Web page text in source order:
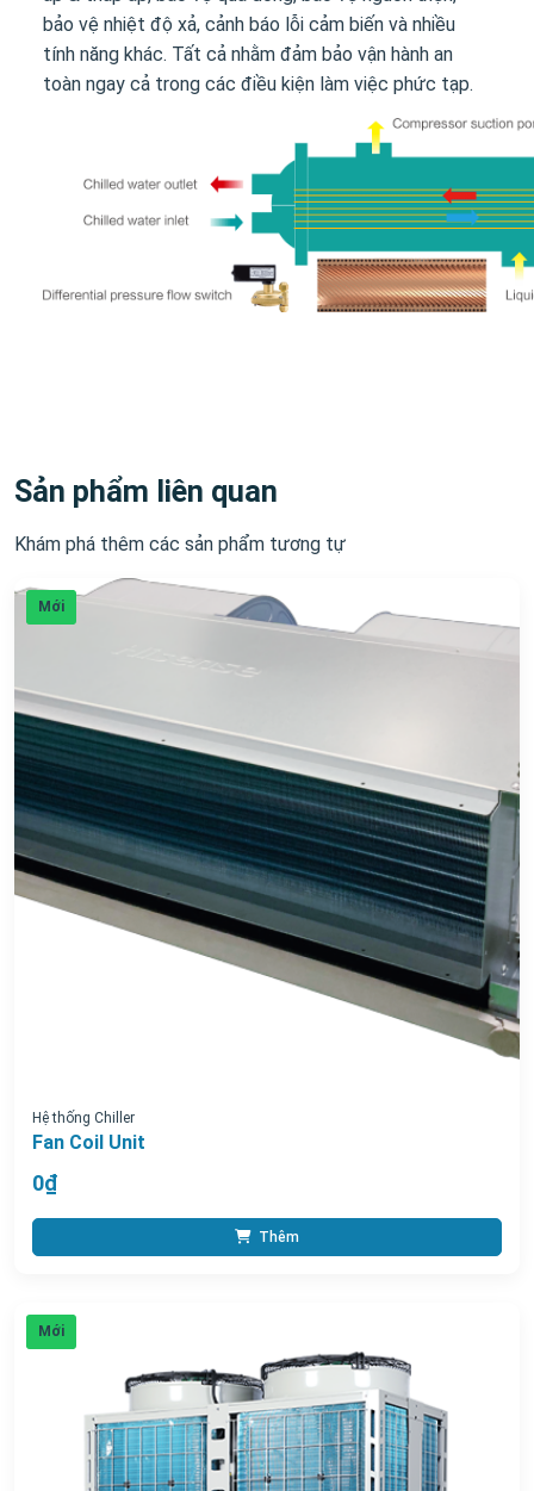
bảo vệ nhiệt độ xả, cảnh báo lỗi cảm biến và nhiều
tính năng khác. Tất cả nhằm đảm bảo vận hành an
toàn ngay cả trong các điều kiện làm việc phức tạp.
Sản phẩm liên quan
Khám phá thêm các sản phẩm tương tự
Mới
Hệ thống Chiller
Fan Coil Unit
0₫
Thêm
Mới